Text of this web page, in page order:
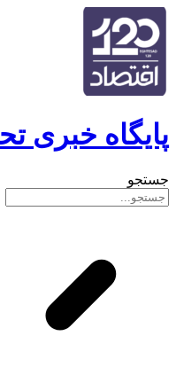
پایگاه خبری
جستجو